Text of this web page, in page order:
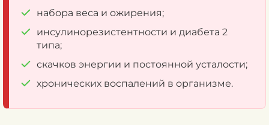
набора веса и ожирения;
инсулинорезистентности и диабета 2
типа;
скачков энергии и постоянной усталости;
хронических воспалений в организме.